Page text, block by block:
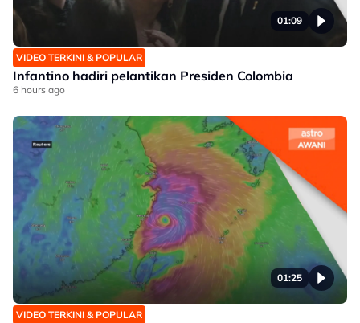
01:09
VIDEO TERKINI & POPULAR
Infantino hadiri pelantikan Presiden Colombia
6 hours ago
01:25
VIDEO TERKINI & POPULAR